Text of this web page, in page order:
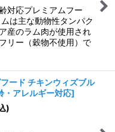
対応プレミアムフー
は主な動物性タンパク
産のラム肉が使用され
リー（穀物不使用）で
ード チキンウィズブル
・アレルギー対応]
)